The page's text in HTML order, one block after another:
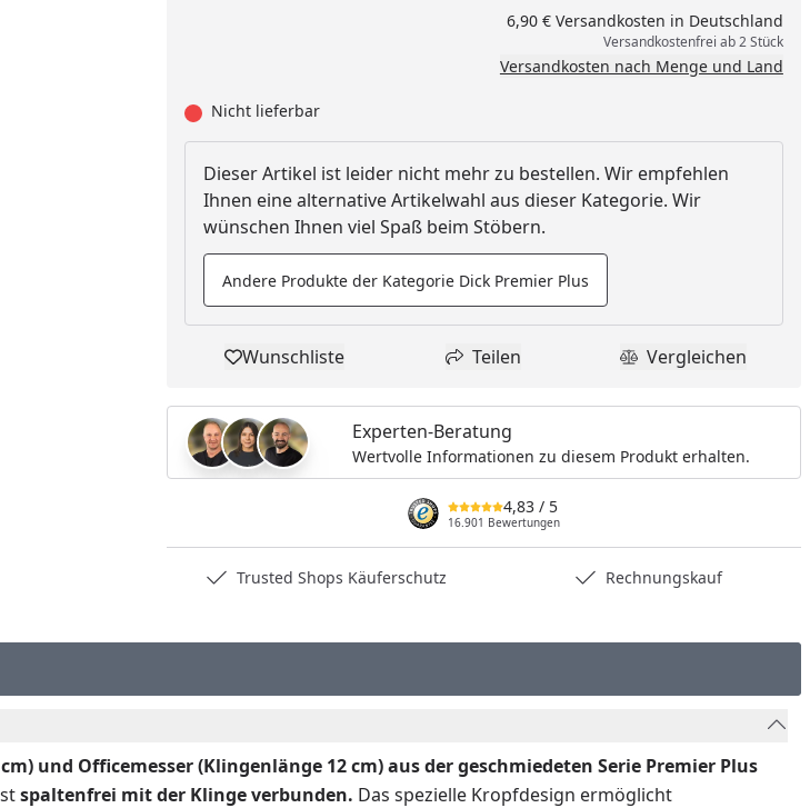
6,90 € Versandkosten in Deutschland
Versandkostenfrei ab 2 Stück
Versandkosten nach Menge und Land
Nicht lieferbar
Dieser Artikel ist leider nicht mehr zu bestellen. Wir empfehlen
Ihnen eine alternative Artikelwahl aus dieser Kategorie. Wir
wünschen Ihnen viel Spaß beim Stöbern.
Andere Produkte der Kategorie Dick Premier Plus
Produkt zur Wunschliste hinzufügen
Wunschliste Teilen
Teilen Produkt
Vergleichen
Experten-Beratung
Wertvolle Informationen zu diesem Produkt erhalten.
4,83 / 5
16.901 Bewertungen
Trusted Shops Käuferschutz Rechnungskauf
und Officemesser (Klingenlänge 12 cm) aus der geschmiedeten Serie Premier Plus
spaltenfrei mit der Klinge verbunden. Das spezielle Kropfdesign ermöglicht